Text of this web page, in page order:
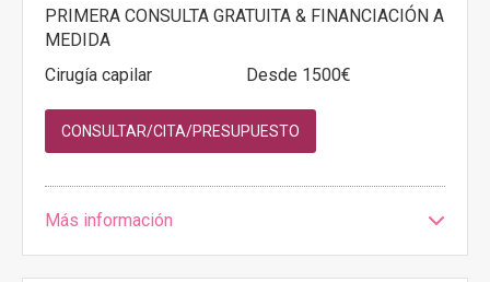
PRIMERA CONSULTA GRATUITA & FINANCIACIÓN A
MEDIDA
Cirugía capilar
Desde 1500€
CONSULTAR/CITA/PRESUPUESTO
Más información